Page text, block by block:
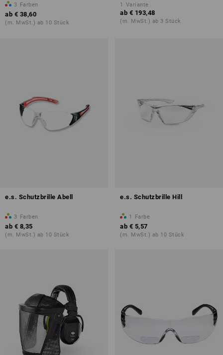
3 Farben
ab € 38,60
(m. MwSt.) ab 10 Stück
1 Variante
ab € 193,48
(m. MwSt.) ab 3 Stück
e.s. Schutzbrille Abell
3 Farben
ab € 8,35
(m. MwSt.) ab 10 Stück
e.s. Schutzbrille Hill
1 Farbe
ab € 5,57
(m. MwSt.) ab 10 Stück